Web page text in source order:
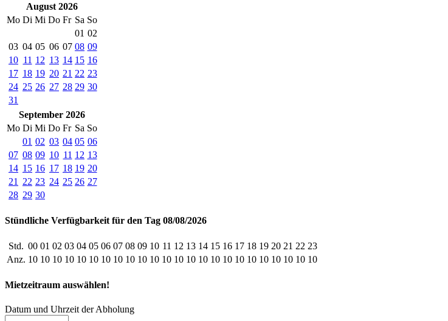
August 2026
Mo Di Mi Do Fr Sa So
01 02
03 04 05 06 07 08 09
10 11 12 13 14 15 16
17 18 19 20 21 22 23
24 25 26 27 28 29 30
31
September 2026
Mo Di Mi Do Fr Sa So
01 02 03 04 05 06
07 08 09 10 11 12 13
14 15 16 17 18 19 20
21
22 23 24 25 26 27
28 29 30
Stündliche Verfügbarkeit für den Tag 08/08/2026
Std. 00 01 02 03 04 05 06 07 08 09 10 11 12 13 14 15 16 17 18 19 20 21 22 23
Anz. 10 10 10 10 10 10 10 10 10 10 10 10 10 10 10 10 10 10 10 10 10 10 10 10
Mietzeitraum auswählen!
Datum und Uhrzeit der Abholung